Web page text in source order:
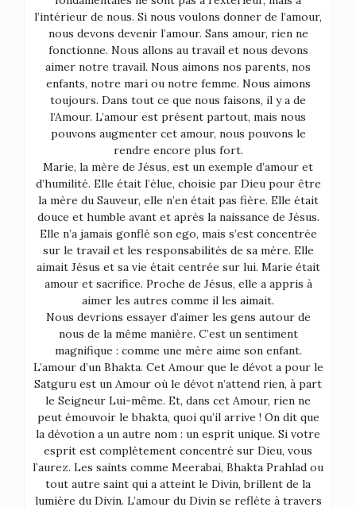
l’intérieur de nous. Si nous voulons donner de l’amour,
nous devons devenir l’amour. Sans amour, rien ne
fonctionne. Nous allons au travail et nous devons
aimer notre travail. Nous aimons nos parents, nos
enfants, notre mari ou notre femme. Nous aimons
toujours. Dans tout ce que nous faisons, il y a de
l’Amour. L’amour est présent partout, mais nous
pouvons augmenter cet amour, nous pouvons le
rendre encore plus fort.
Marie, la mère de Jésus, est un exemple d’amour et
d’humilité. Elle était l’élue, choisie par Dieu pour être
la mère du Sauveur, elle n’en était pas fière. Elle était
douce et humble avant et après la naissance de Jésus.
Elle n’a jamais gonflé son ego, mais s’est concentrée
sur le travail et les responsabilités de sa mère. Elle
aimait Jésus et sa vie était centrée sur lui. Marie était
amour et sacrifice. Proche de Jésus, elle a appris à
aimer les autres comme il les aimait.
Nous devrions essayer d’aimer les gens autour de
nous de la même manière. C’est un sentiment
magnifique : comme une mère aime son enfant.
L’amour d’un Bhakta. Cet Amour que le dévot a pour le
Satguru est un Amour où le dévot n’attend rien, à part
le Seigneur Lui-même. Et, dans cet Amour, rien ne
peut émouvoir le bhakta, quoi qu’il arrive ! On dit que
la dévotion a un autre nom : un esprit unique. Si votre
esprit est complètement concentré sur Dieu, vous
l’aurez. Les saints comme Meerabai, Bhakta Prahlad ou
tout autre saint qui a atteint le Divin, brillent de la
lumière du Divin. L’amour du Divin se reflète à travers